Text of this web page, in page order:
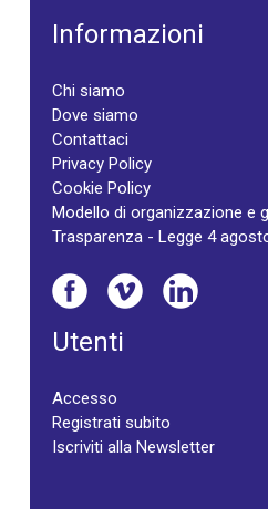
Informazioni
Chi siamo
Dove siamo
Contattaci
Privacy Policy
Cookie Policy
Modello di organizzazione e
Trasparenza - Legge 4
Utenti
Accesso
Registrati subito
Iscriviti alla Newsletter